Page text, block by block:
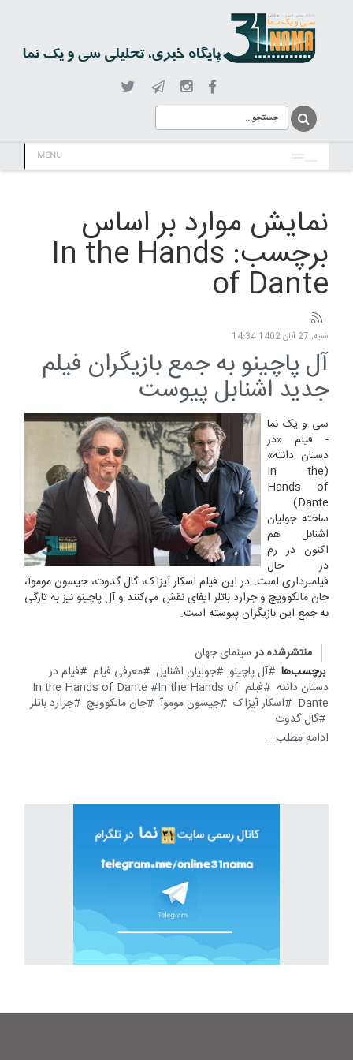
MENU
نمایش موارد بر اساس
برچسب: In the Hands
of Dante
شنبه, 27 آبان 1402 14:34
آل پاچینو به جمع بازیگران فیلم
جدید اشنابل پیوست
سی و یک نما
- فیلم «در
دستان دانته»
(In the
Hands of
Dante)
ساخته جولیان
اشنابل هم
اکنون در رم
در حال
فیلمبرداری است. در این فیلم اسکار آیزاک، گال گدوت، جیسون موموآ،
جان مالکوویچ و جرارد باتلر ایفای نقش می‌کنند و آل پاچینو نیز به تازگی
به جمع این بازیگران پیوسته است.
منتشرشده در سینمای جهان
برچسب‌ها
آل پاچینو جولیان اشنایل معرفی فیلم
فیلم در
دستان دانته
فیلم In the Hands of Dante In the Hands of
Dante
اسکار آیزاک جیسون موموآ جان مالکوویچ
جرارد باتلر
گال گدوت
ادامه مطلب...